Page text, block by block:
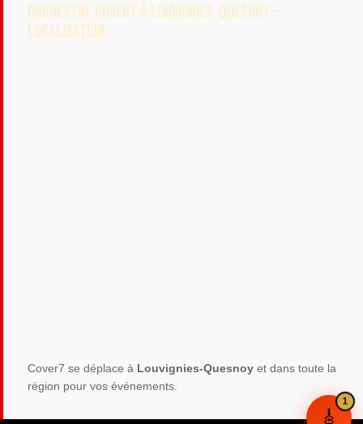
ORCHESTRE COVER7 À LOUVIGNIES-QUESNOY —
LOCALISATION
Cover7 se déplace à Louvignies-Quesnoy et dans toute la
région pour vos événements.
🎸